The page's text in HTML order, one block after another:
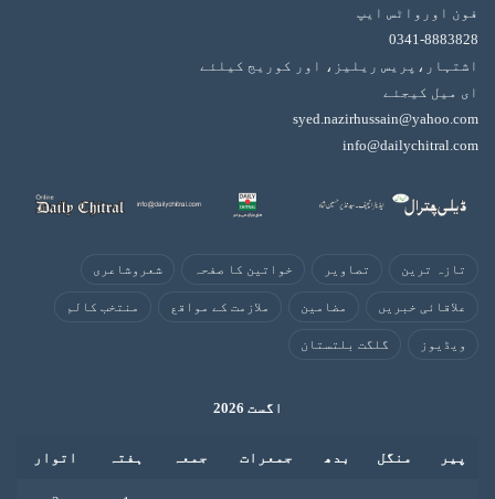
فون اورواٹس ایپ
0341-8883828
اشتہار،پریس ریلیز، اور کوریج کیلئے
ای میل کیجئے
syed.nazirhussain@yahoo.com
info@dailychitral.com
تازہ ترین تصاویر خواتین کا صفحہ شعروشاعری
علاقائی خبریں مضامین ملازمت کے مواقع منتخب کالم
ویڈیوز گلگت بلتستان
اگست 2026
پیر منگل بدھ جمعرات جمعہ ہفتہ اتوار